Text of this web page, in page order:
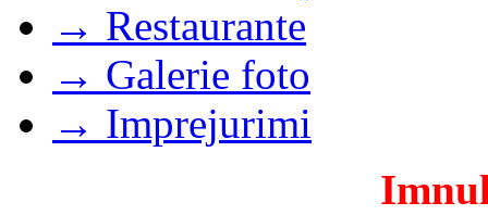
→ Restaurante
→ Galerie foto
→ Imprejurimi